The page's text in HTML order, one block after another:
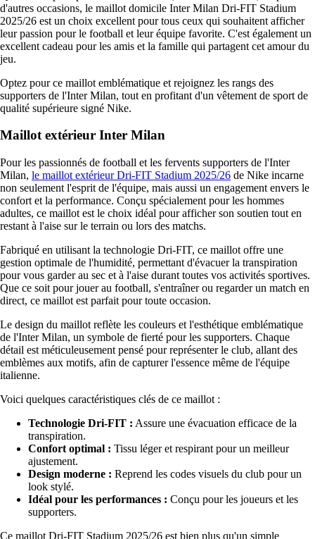
d'autres occasions, le maillot domicile Inter Milan Dri-FIT Stadium
2025/26 est un choix excellent pour tous ceux qui souhaitent afficher
leur passion pour le football et leur équipe favorite. C'est également un
excellent cadeau pour les amis et la famille qui partagent cet amour du
jeu.
Optez pour ce maillot emblématique et rejoignez les rangs des
supporters de l'Inter Milan, tout en profitant d'un vêtement de sport de
qualité supérieure signé Nike.
Maillot extérieur Inter Milan
Pour les passionnés de football et les fervents supporters de l'Inter
Milan, le maillot extérieur Dri-FIT Stadium 2025/26 de Nike incarne
non seulement l'esprit de l'équipe, mais aussi un engagement envers le
confort et la performance. Conçu spécialement pour les hommes
adultes, ce maillot est le choix idéal pour afficher son soutien tout en
restant à l'aise sur le terrain ou lors des matchs.
Fabriqué en utilisant la technologie Dri-FIT, ce maillot offre une
gestion optimale de l'humidité, permettant d'évacuer la transpiration
pour vous garder au sec et à l'aise durant toutes vos activités sportives.
Que ce soit pour jouer au football, s'entraîner ou regarder un match en
direct, ce maillot est parfait pour toute occasion.
Le design du maillot reflète les couleurs et l'esthétique emblématique
de l'Inter Milan, un symbole de fierté pour les supporters. Chaque
détail est méticuleusement pensé pour représenter le club, allant des
emblèmes aux motifs, afin de capturer l'essence même de l'équipe
italienne.
Voici quelques caractéristiques clés de ce maillot :
Technologie Dri-FIT : Assure une évacuation efficace de la
transpiration.
Confort optimal : Tissu léger et respirant pour un meilleur
ajustement.
Design moderne : Reprend les codes visuels du club pour un
look stylé.
Idéal pour les performances : Conçu pour les joueurs et les
supporters.
Ce maillot Dri-FIT Stadium 2025/26 est bien plus qu'un simple